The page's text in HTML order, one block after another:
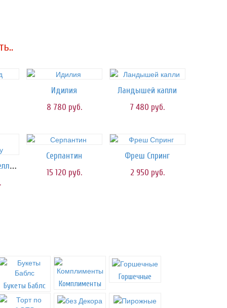
Идилия
8 780 руб.
Ландышей капли
7 480 руб.
Облако маршмеллоу
Серпантин
15 120 руб.
Фреш Спринг
2 950 руб.
Букеты Баблс Комплименты
Горшечные